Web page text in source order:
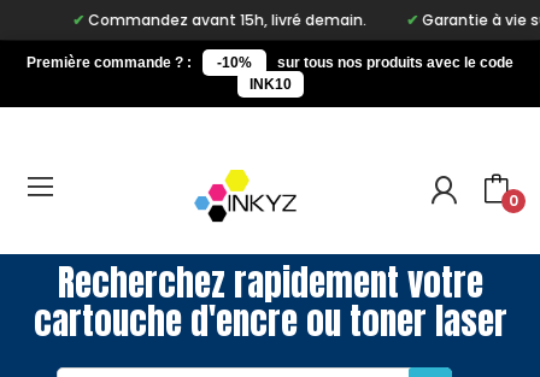
Commandez avant 15h, livré demain. Garantie à vie sur
Première commande ? : -10%
sur tous nos produits avec le code
INK10
0
Recherchez rapidement votre
cartouche d'encre ou toner laser